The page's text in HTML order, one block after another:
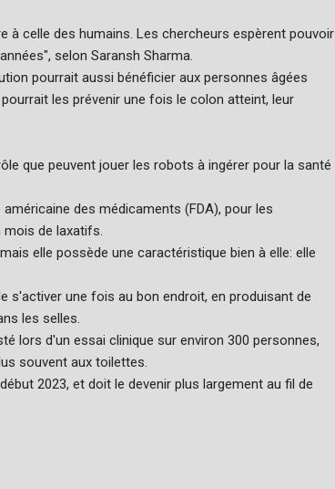
celle des humains. Les chercheurs espèrent pouvoir
selon Saransh Sharma.
pourrait aussi bénéficier aux personnes âgées
les prévenir une fois le colon atteint, leur
que peuvent jouer les robots à ingérer pour la santé
des médicaments (FDA), pour les
de laxatifs.
elle possède une caractéristique bien à elle: elle
s'activer une fois au bon endroit, en produisant de
les selles.
lors d'un essai clinique sur environ 300 personnes,
souvent aux toilettes.
2023, et doit le devenir plus largement au fil de